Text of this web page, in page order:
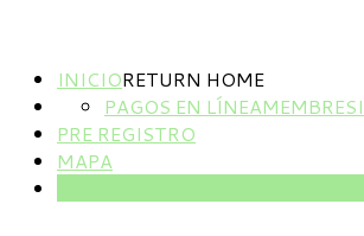
INICIORETURN HOME
PAGOS EN LÍNEA
PRE REGISTRO
MAPA